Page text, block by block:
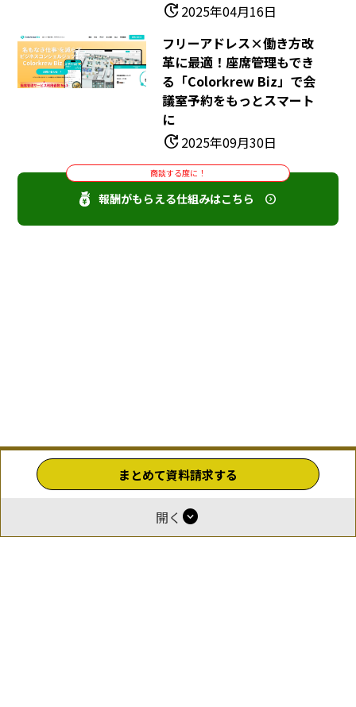
update2025年04月16日
フリーアドレス×働き方改
革に最適！座席管理もでき
る「Colorkrew Biz」で会
議室予約をもっとスマート
に
update2025年09月30日
商談する度に！
報酬がもらえる仕組みはこちら
まとめて資料請求する
開く expand_circle_down
報酬付与について